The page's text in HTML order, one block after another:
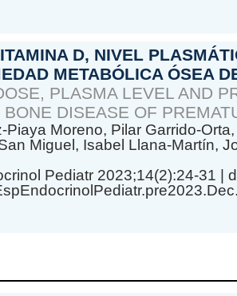
D, NIVEL
METABÓLICA ÓSEA
PLASMA LEVEL AND
BONE DISEASE OF
Piaya Moreno, Pilar Garrido-
Miguel, Isabel Llana-Martín,
Pediatr 2023;14(2):24-31 |